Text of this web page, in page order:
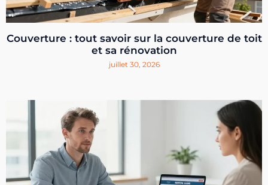
Couverture : tout savoir sur la couverture de toit
et sa rénovation
juillet 30, 2026